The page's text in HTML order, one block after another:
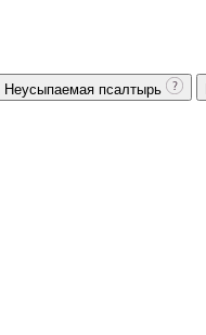
Неусыпаемая псалтырь